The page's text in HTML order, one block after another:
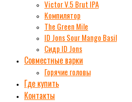
Victor V.5 Brut IPA
Компилятор
The Green Mile
ID Jons Sour Мango Basil
Сидр ID Jons
Совместные варки
Горячие головы
Где купить
Контакты